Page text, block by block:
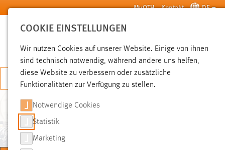
Zum Hauptinhalt springen MyOTH Kontakt DE
SUCHE
JETZT BEWERBEN
INSTITUTE OF PSYCHOLOGY
& BEHAVIORAL SCIENCE
(IPBS)
COOKIE EINSTELLUNGEN
Wir nutzen Cookies auf unserer Website. Einige von ihnen
sind technisch notwendig, während andere uns helfen,
diese Website zu verbessern oder zusätzliche
Funktionalitäten zur Verfügung zu stellen.
Notwendige Cookies
Statistik
Marketing